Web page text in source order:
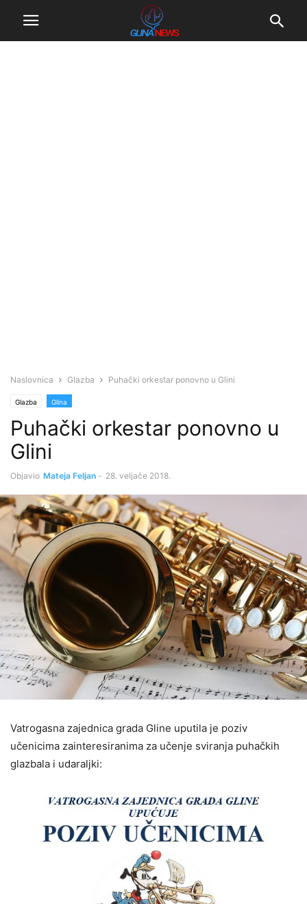
Naslovnica Glazba Puhački orkestar ponovno u Glini
Glazba Glina
Puhački orkestar ponovno u
Glini
Objavio Mateja Feljan - 28. veljače 2018.
Vatrogasna zajednica grada Gline uputila je poziv
učenicima zainteresiranima za učenje sviranja puhačkih
glazbala i udaraljki: